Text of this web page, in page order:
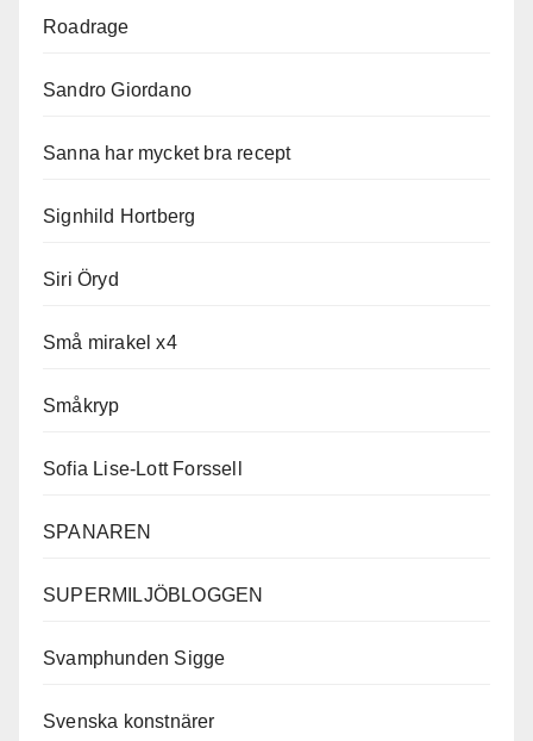
Roadrage
Sandro Giordano
Sanna har mycket bra recept
Signhild Hortberg
Siri Öryd
Små mirakel x4
Småkryp
Sofia Lise-Lott Forssell
SPANAREN
SUPERMILJÖBLOGGEN
Svamphunden Sigge
Svenska konstnärer